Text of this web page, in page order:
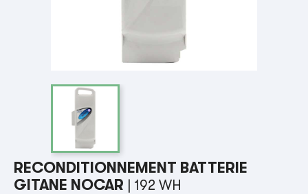
RECONDITIONNEMENT BATTERIE
GITANE NOCAR
| 192 WH